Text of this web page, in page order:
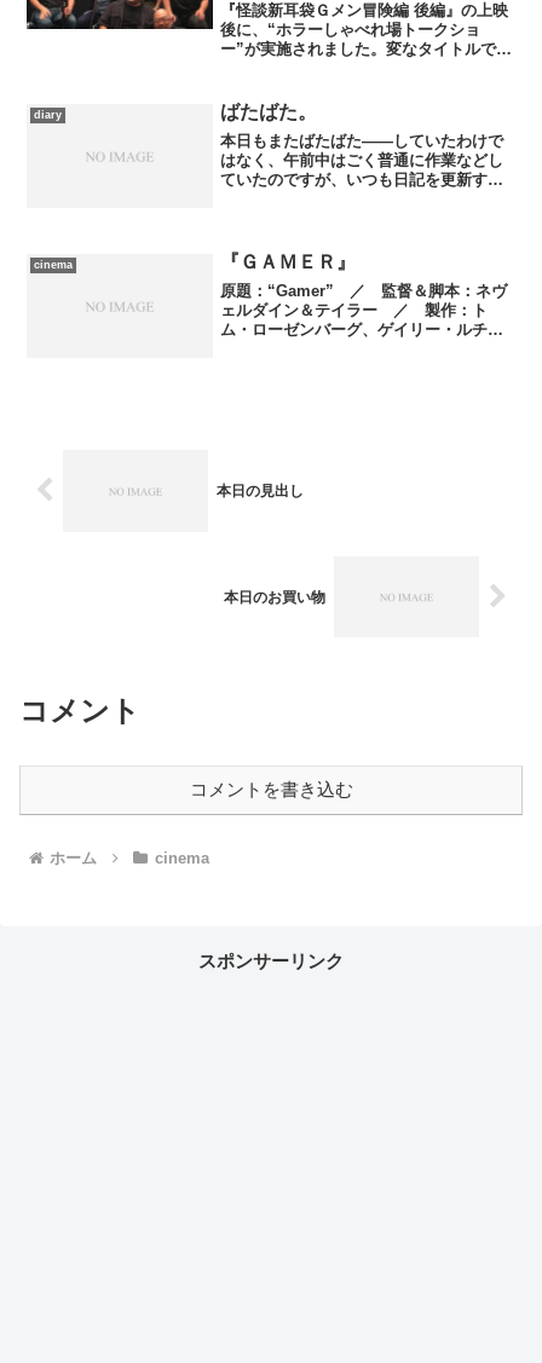
『怪談新耳袋Ｇメン冒険編 後編』の上映
後に、“ホラーしゃべれ場トークショ
ー”が実施されました。変なタイトルです
応答も含めたトークショーです。 登壇
者は、田野辺尚人キャッ...
diary ばたばた。
本日もまたばたばた――していたわけで
はなく、午前中はごく普通に作業などし
ていたのですが、いつも日記を更新する
ので、明日以降更にばたばた...
cinema 『ＧＡＭＥＲ』
原題：“Gamer” ／ 監督＆脚本：ネヴ
ェルダイン＆テイラー ／ 製作：ト
ム・ローゼンバーグ、ゲイリー・ルチェ
本日の見出し
本日のお買い物
コメント
コメントを書き込む
ホーム cinema
スポンサーリンク